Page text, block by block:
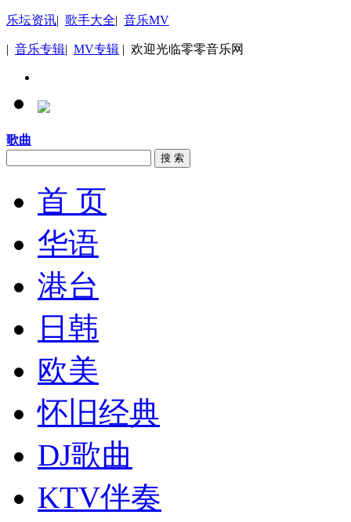
乐坛资讯| 歌手大全| 音乐MV
| 音乐专辑| MV专辑 | 欢迎光临零零音乐网
歌曲
搜 索
首 页
华语
港台
日韩
欧美
怀旧经典
DJ歌曲
KTV伴奏